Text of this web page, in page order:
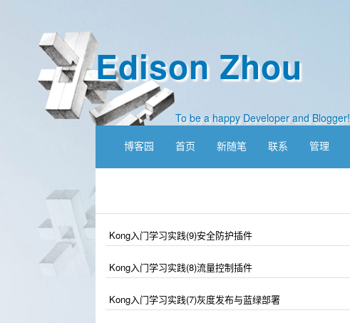
Edison Zhou
To be a happy Developer and Blogger!
博客园
首页 新随笔 联系 管理
Kong入门学习实践(9)安全防护插件
Kong入门学习实践(8)流量控制插件
Kong入门学习实践(7)灰度发布与蓝绿部署